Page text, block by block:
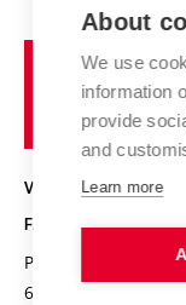
Studium a stáže v
Pracovní nabídky
Den chemie
Chemici z VUT
Stipendia
Studijní předpisy
Výsledky VaV
Projekty
Úspěchy a ocenění
Konference a
Kvalifikační řízení
Fórum Chemistry
Střední školy a FCH
Popularizace vědy
Organizační
Historie fakulty
Kalendář akcí
Fotogalerie
Absolventi
Reklamní předměty
Fakultní časopis
VYSOKÉ UČENÍ
FAKULTA CHEMICKÁ
Purkyňova 464/118
612 00 Brno
About
We use
information
provide
and
Learn more